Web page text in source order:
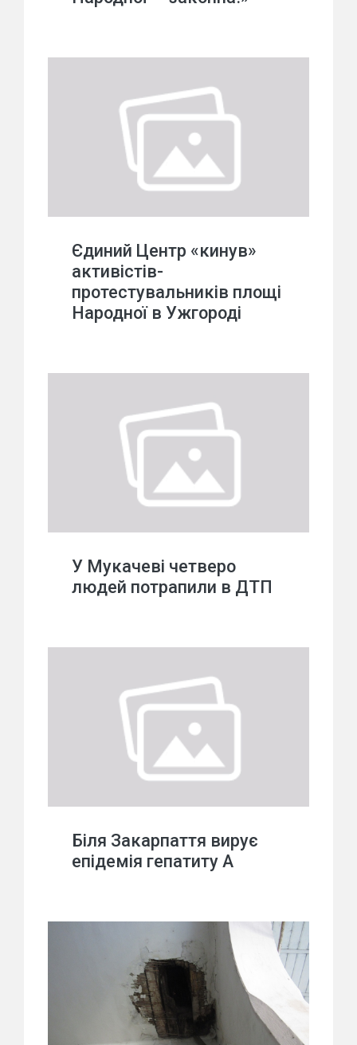
Єдиний Центр «кинув»
активістів-
протестувальників площі
Народної в Ужгороді
У Мукачеві четверо
людей потрапили в ДТП
Біля Закарпаття вирує
епідемія гепатиту А